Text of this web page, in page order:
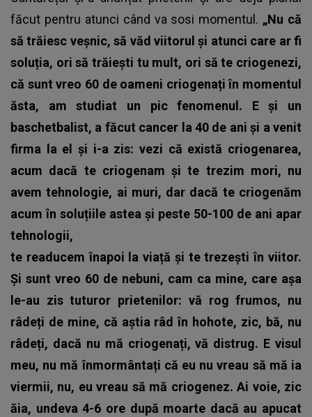
făcut pentru atunci când va sosi momentul. „Nu că
să trăiesc veșnic, să văd viitorul și atunci care ar fi
soluția, ori să trăiești tu mult, ori să te criogenezi,
că sunt vreo 60 de oameni criogenați în momentul
ăsta, am studiat un pic fenomenul. E și un
baschetbalist, a făcut cancer la 40 de ani și a venit
firma la el și i-a zis: vezi că există criogenarea,
acum dacă te criogenam și te trezim mori, nu
avem tehnologie, ai muri, dar dacă te criogenăm
acum în soluțiile astea și peste 50-100 de ani apar
tehnologii,
te readucem înapoi la viață și te trezești în viitor.
Și sunt vreo 60 de nebuni, cam ca mine, care așa
le-au zis tuturor prietenilor: vă rog frumos, nu
râdeți de mine, că aștia râd în hohote, zic, bă, nu
râdeți, dacă nu mă criogenați, vă distrug. E visul
meu, nu mă înmormântați că eu nu vreau să mă ia
viermii, nu, eu vreau să mă criogenez. Ai voie, zic
ăia, undeva 4-6 ore după moarte dacă au apucat